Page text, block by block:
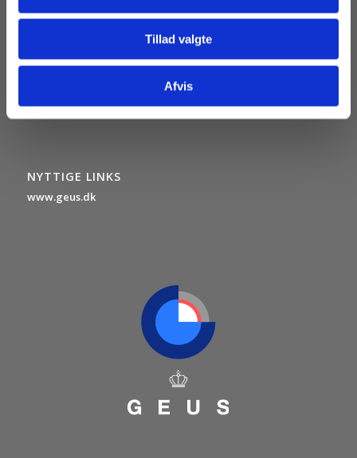
Tillad valgte
Afvis
GEUS' hjemmesider. Ved brug accepterer du de betingelser og
det ansvar, som påhviler brugeren i relation til GEUS.
Du opfordres derfor til at læse mere her om betingelserne,
NYTTIGE LINKS
www.geus.dk